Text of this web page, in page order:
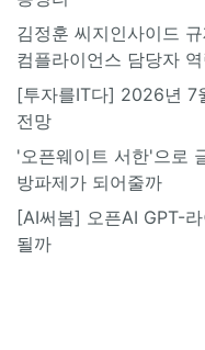
김정훈 씨지인사이드
컴플라이언스 담당자
[투자를IT다] 2026년 7
전망
'오픈웨이트 서한'으로
방파제가 되어줄까
[AI써봄] 오픈AI GPT-
될까